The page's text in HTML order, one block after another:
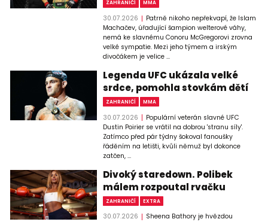
ZAHRANIČÍ MMA
30.07.2026
Patrně nikoho nepřekvapí, že Islam
Machačev, úřadující šampion welterové váhy,
nemá ke slavnému Conoru McGregorovi zrovna
velké sympatie. Mezi jeho týmem a irským
divočákem je velice ...
Legenda UFC ukázala velké
srdce, pomohla stovkám dětí
ZAHRANIČÍ MMA
30.07.2026
Populární veterán slavné UFC
Dustin Poirier se vrátil na dobrou 'stranu síly'.
Zatímco před pár týdny šokoval fanoušky
řáděním na letišti, kvůli němuž byl dokonce
zatčen, ...
Divoký staredown. Polibek
málem rozpoutal rvačku
ZAHRANIČÍ EXTRA
30.07.2026
Sheena Bathory je hvězdou